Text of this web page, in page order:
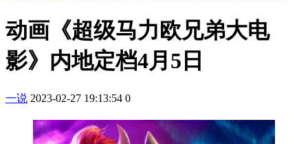
动画《超级马力欧兄弟大电
影》内地定档4月5日
一说 2023-02-27 19:13:54 0